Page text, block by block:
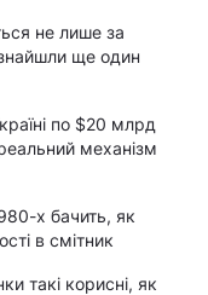
не лише за
ще один
по $20 млрд
механізм
х бачить, як
в смітник
такі корисні, як